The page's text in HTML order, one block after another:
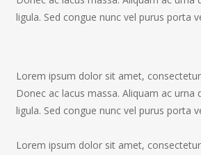
ligula. Sed congue nunc vel purus porta
Lorem ipsum dolor sit amet,
Donec ac lacus massa. Aliquam ac urna
ligula. Sed congue nunc vel purus porta
Lorem ipsum dolor sit amet,